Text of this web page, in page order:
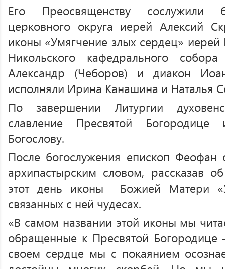
Его Преосвященству сослужили
церковного округа иерей Алексий
иконы «Умягчение злых сердец» иерей
Никольского кафедрального
Александр (Чеборов) и диакон
исполняли Ирина Канашина и Наталья
По завершении Литургии
славление Пресвятой
Богослову.
После богослужения епископ
архипастырским словом, рассказав
этот день иконы Божией Матери
связанных с ней чудесах.
«В самом названии этой иконы мы
обращенные к Пресвятой
своем сердце мы с покаянием